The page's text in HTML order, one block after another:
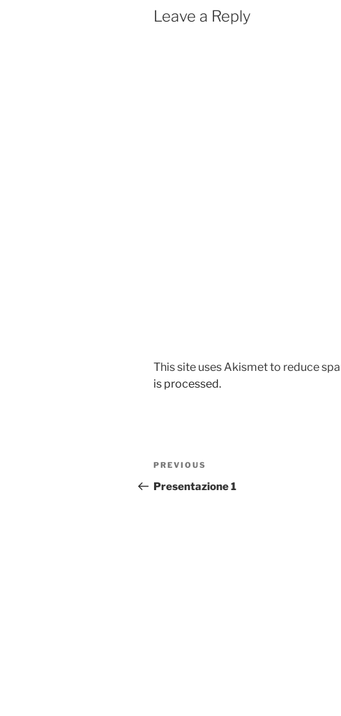
Leave a Reply
This site uses Akismet to reduce
is processed.
Post
navigation
Previous
Post
PREVIOUS
Presentazione 1